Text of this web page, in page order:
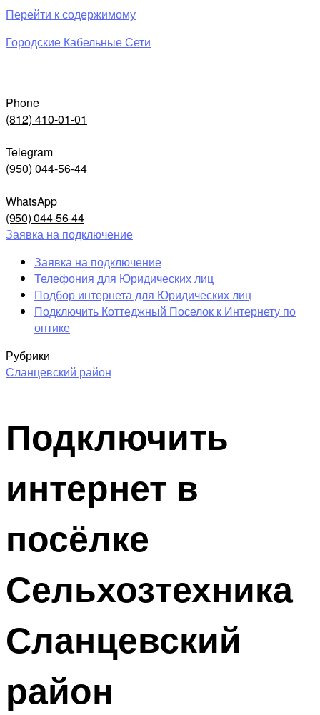
Перейти к содержимому
Городские Кабельные Сети
Phone
(812) 410-01-01
Telegram
(950) 044-56-44
WhatsApp
(950) 044-56-44
Заявка на подключение
Заявка на подключение
Телефония для Юридических лиц
Подбор интернета для Юридических лиц
Подключить Коттеджный Поселок к Интернету по
оптике
Рубрики
Сланцевский район
Подключить
интернет в
посёлке
Сельхозтехника
Сланцевский
район